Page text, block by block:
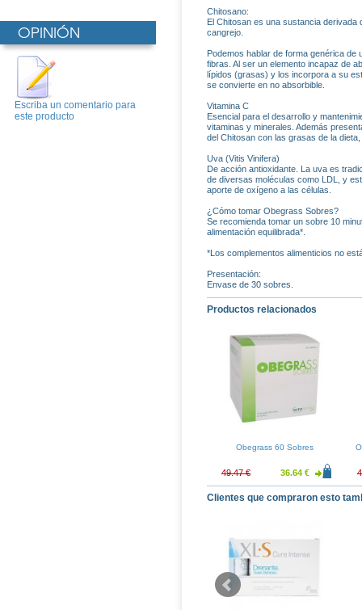
OPINIÓN
Escriba un comentario para
este producto
Chitosano:
El Chitosan es una sustancia
cangrejo.
Podemos hablar de forma genérica
fibras. Al ser un elemento incapaz de
lípidos (grasas) y los incorpora a su
se convierte en no absorbible.
Vitamina C
Esencial para el desarrollo y
vitaminas y minerales. Además
del Chitosan con las grasas de la
Uva (Vitis Vinifera)
De acción antioxidante. La uva es
de diversas moléculas como LDL, y
aporte de oxígeno a las células.
¿Cómo tomar Obegrass Sobres?
Se recomienda tomar un sobre 10
alimentación equilibrada*.
*Los complementos alimenticios no
Presentación:
Envase de 30 sobres.
Productos relacionados
Obegrass 60 Sobres
49.47 € 36.64 €
Clientes que compraron esto